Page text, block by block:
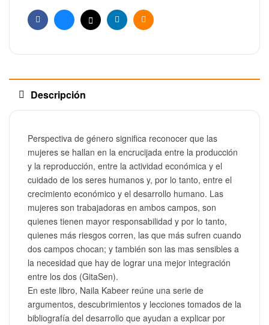
FacebookBlueskyX LinkedinEmail
Descripción
Perspectiva de género significa reconocer que las
mujeres se hallan en la encrucijada entre la producción
y la reproducción, entre la actividad económica y el
cuidado de los seres humanos y, por lo tanto, entre el
crecimiento económico y el desarrollo humano. Las
mujeres son trabajadoras en ambos campos, son
quienes tienen mayor responsabilidad y por lo tanto,
quienes más riesgos corren, las que más sufren cuando
dos campos chocan; y también son las mas sensibles a
la necesidad que hay de lograr una mejor integración
entre los dos (GitaSen).
En este libro, Naila Kabeer reúne una serie de
argumentos, descubrimientos y lecciones tomados de la
bibliografía del desarrollo que ayudan a explicar por